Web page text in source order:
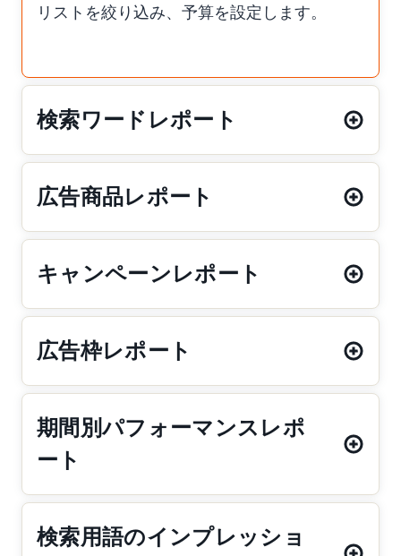
リストを絞り込み、予算を設定します。
検索ワードレポート
広告商品レポート
キャンペーンレポート
広告枠レポート
期間別パフォーマンスレポ
ート
検索用語のインプレッショ